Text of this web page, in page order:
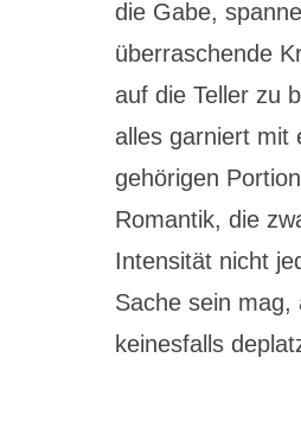
die Gabe,
überraschende
auf die Teller zu
alles garniert mit
gehörigen
Romantik, die
Intensität nicht
Sache sein mag,
keinesfalls